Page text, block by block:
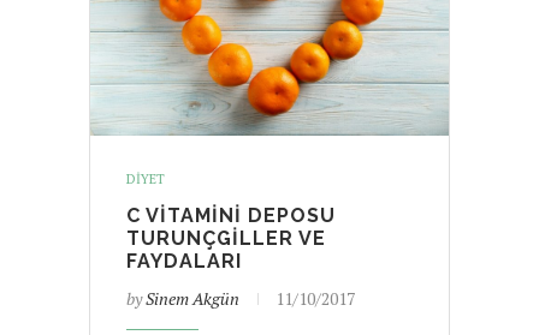
DIYET
C VITAMINI DEPOSU
TURUNÇGILLER VE
FAYDALARI
bySinem Akgün 11/10/2017